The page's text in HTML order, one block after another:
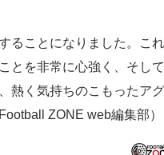
ることになりました。こ
とを非常に心強く、そし
熱く気持ちのこもったア
ZONE web編集部）